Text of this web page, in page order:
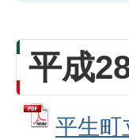
平成
平生町